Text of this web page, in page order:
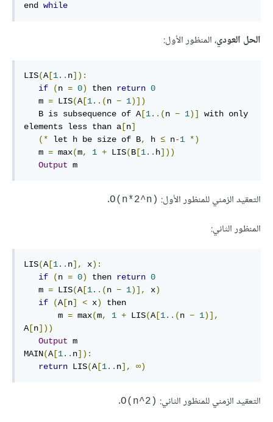
end while
الحل العودي، المنظور الأول:
LIS(A[1. . n]):
if
(n = 0) then return 0
   m
= LIS(A[1. .(n − 1)])
   B is subsequence of A
[1. .(n − 1)]
with only
elements less than a [n]
(* let h be size of B, h ≤ n-1 *)
   m
= max(m, 1 + LIS(B [1. . h]))
Output m
التعقيد الزمني للمنظور الأول: ‎O(n*2^n)‎
.
المنظور الثاني:
LIS(A[1. . n], x):
if
(n = 0) then return 0
   m
= LIS(A[1. .(n − 1)], x)
if
(A[n] < x)
then
       m
= max(m, 1 + LIS(A[1. .(n − 1)],
A[n]))
Output m
MAIN(A[1. . n]):
return LIS(A[1. . n], ∞)
التعقيد الزمني للمنظور الثاني: ‎O(n^2)‎
.